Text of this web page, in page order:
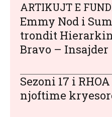
ARTIKUJT E
Emmy Nod i
trondit
Bravo – Insajder
Sezoni 17 i
njoftime